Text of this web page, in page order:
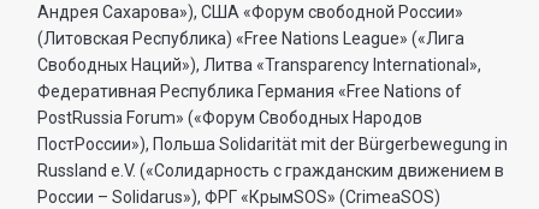
Андрея Сахарова»), США «Форум свободной России»
(Литовская Республика) «Free Nations League» («Лига
Свободных Наций»), Литва «Transparеncy International»,
Федеративная Республика Германия «Free Nations of
PostRussia Forum» («Форум Свободных Народов
ПостРоссии»), Польша Solidarität mit der Bürgerbewegung in
Russland e.V. («Солидарность с гражданским движением в
России – Solidarus»), ФРГ «КрымSOS» (CrimeaSOS)